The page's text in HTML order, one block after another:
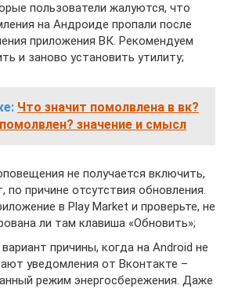
пользователи жалуются, что
на Андроиде пропали после
приложения ВК. Рекомендуем
и заново установить утилиту;
Что значит помолвлена в вк?
значение и смысл
не получается включить,
по причине отсутствия обновления.
в Play Market и проверьте, не
ли там клавиша «Обновить»;
причины, когда на Android не
уведомления от Вконтакте –
режим энергосбережения. Даже